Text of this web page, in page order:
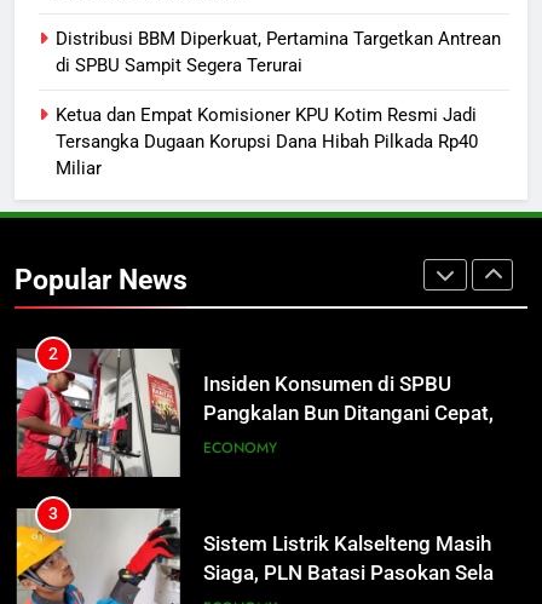
Distribusi BBM Diperkuat, Pertamina Targetkan Antrean
di SPBU Sampit Segera Terurai
Ketua dan Empat Komisioner KPU Kotim Resmi Jadi
Tersangka Dugaan Korupsi Dana Hibah Pilkada Rp40
Miliar
Popular News
1
Warga Geger, Seorang IRT Nekat
Hidup
Insiden Konsumen di SPBU
Pangkalan Bun Ditangani Cepat,
Pertamina Pastikan Pelayanan
Tetap Jalan
3
Sistem Listrik Kalselteng Masih
Siaga, PLN Batasi Pasokan Selama
7 Hari
ECONOMY
4
Distribusi BBM Diperkuat,
Pertamina Targetkan Antrean di